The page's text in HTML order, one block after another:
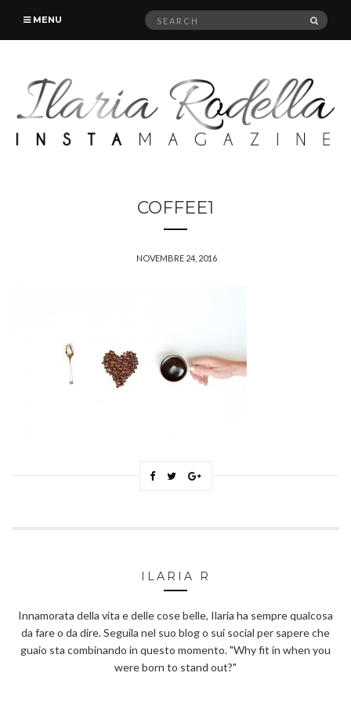
MENU
Search
COFFEE1
NOVEMBRE 24, 2016
ILARIA R
Innamorata della vita e delle cose belle, Ilaria ha sempre qualcosa
da fare o da dire. Seguila nel suo blog o sui social per sapere che
guaio sta combinando in questo momento. "Why fit in when you
were born to stand out?"